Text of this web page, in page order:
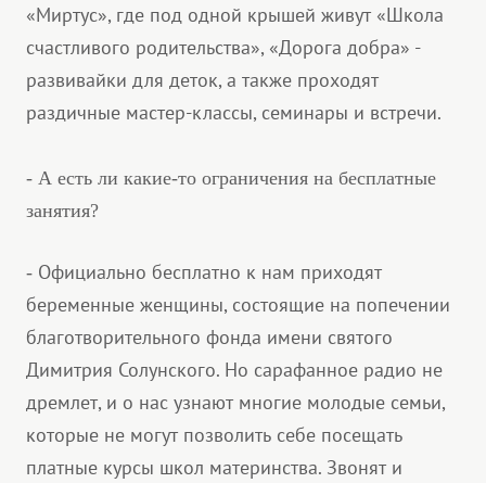
«Миртус», где под одной крышей живут «Школа
счастливого родительства», «Дорога добра» -
развивайки для деток, а также проходят
раздичные мастер-классы, семинары и встречи.
- А есть ли какие-то ограничения на бесплатные
занятия?
- Официально бесплатно к нам приходят
беременные женщины, состоящие на попечении
благотворительного фонда имени святого
Димитрия Солунского. Но сарафанное радио не
дремлет, и о нас узнают многие молодые семьи,
которые не могут позволить себе посещать
платные курсы школ материнства. Звонят и